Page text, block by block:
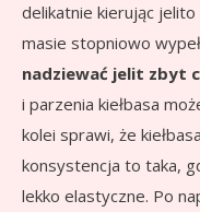
delikatnie kierując
masie stopniowo
nadziewać jelit zbyt
i parzenia kiełbasa
kolei sprawi, że
konsystencja to taka,
lekko elastyczne. Po